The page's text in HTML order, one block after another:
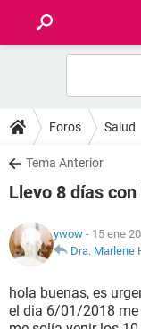
FORUMS
SALUD
NUTRICIÓN
BIENESTAR
Foros Salud
Tema Anterior
Llevo 8 días
ywow - 15 ene
Dra. Marlene
hola buenas, es
el dia 6/01/2018 me